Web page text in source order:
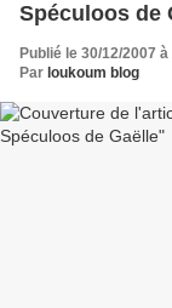
Spéculoos de
Publié le 30/12/2007
Par loukoum blog